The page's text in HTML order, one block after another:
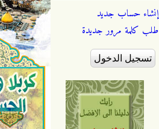
إنشاء حساب جديد
طلب كلمة مرور جديدة